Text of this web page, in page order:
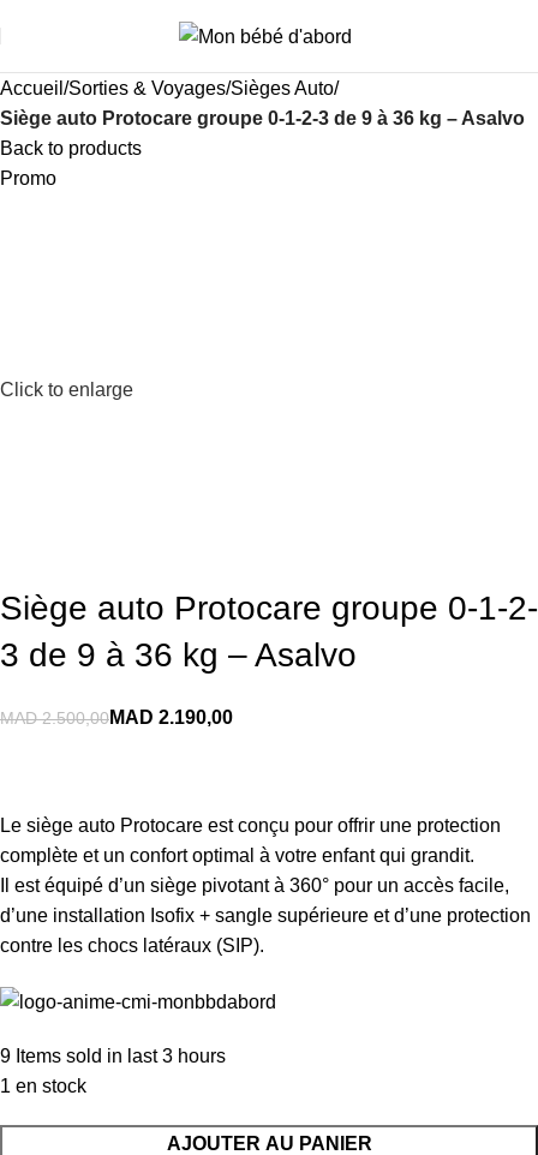
Accueil Sorties & Voyages Sièges Auto
Siège auto Protocare groupe 0-1-2-3 de 9 à 36 kg – Asalvo
Back to products
Promo
Click to enlarge
Siège auto Protocare groupe 0-1-2-
3 de 9 à 36 kg – Asalvo
MAD2.500,00MAD 2.190,00
Le siège auto Protocare est conçu pour offrir une protection
complète et un confort optimal à votre enfant qui grandit.
Il est équipé d’un siège pivotant à 360° pour un accès facile,
d’une installation Isofix + sangle supérieure et d’une protection
contre les chocs latéraux (SIP).
9 Items sold in last 3 hours
1 en stock
AJOUTER AU PANIER